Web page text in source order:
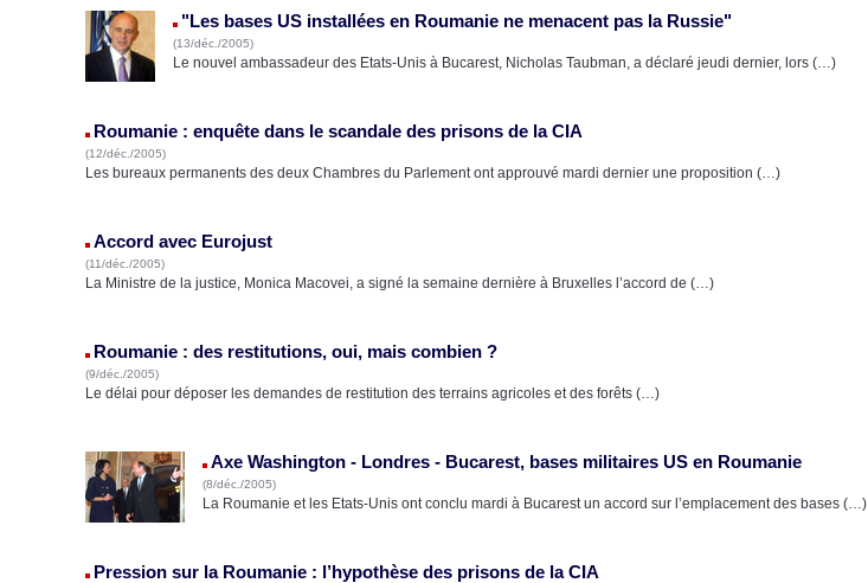
"Les bases US installées en Roumanie ne menacent pas la Russie"
(13/déc./2005)
Le nouvel ambassadeur des Etats-Unis à Bucarest, Nicholas Taubman, a déclaré jeudi dernier, lors (…)
Roumanie : enquête dans le scandale des prisons de la CIA
(12/déc./2005)
Les bureaux permanents des deux Chambres du Parlement ont approuvé mardi dernier une proposition (…)
Accord avec Eurojust
(11/déc./2005)
La Ministre de la justice, Monica Macovei, a signé la semaine dernière à Bruxelles l’accord de (…)
Roumanie : des restitutions, oui, mais combien ?
(9/déc./2005)
Le délai pour déposer les demandes de restitution des terrains agricoles et des forêts (…)
Axe Washington - Londres - Bucarest, bases militaires US en Roumanie
(8/déc./2005)
La Roumanie et les Etats-Unis ont conclu mardi à Bucarest un accord sur l’emplacement des bases (…)
Pression sur la Roumanie : l’hypothèse des prisons de la CIA